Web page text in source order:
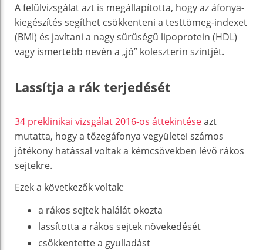
A felülvizsgálat azt is megállapította, hogy az áfonya-
kiegészítés segíthet csökkenteni a testtömeg-indexet
(BMI) és javítani a nagy sűrűségű lipoprotein (HDL)
vagy ismertebb nevén a „jó” koleszterin szintjét.
Lassítja a rák terjedését
34 preklinikai vizsgálat 2016-os áttekintéseazt
mutatta, hogy a tőzegáfonya vegyületei számos
jótékony hatással voltak a kémcsövekben lévő rákos
sejtekre.
Ezek a következők voltak:
a rákos sejtek halálát okozta
lassította a rákos sejtek növekedését
csökkentette a gyulladást